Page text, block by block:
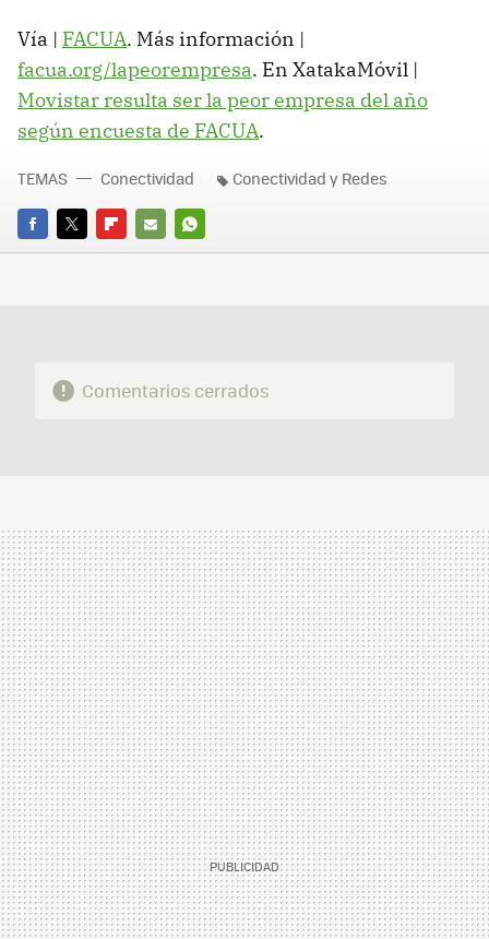
Vía | FACUA. Más información |
facua.org/lapeorempresa. En XatakaMóvil |
Movistar resulta ser la peor empresa del año
según encuesta de FACUA.
FACEBOOK
TWITTERFLIPBOARD
E-
WHATSAPP
TEMAS Conectividad Conectividad y Redes
Comentarios cerrados